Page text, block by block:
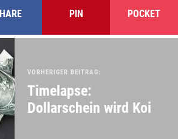
PIN POCKET
VORHERIGER BEITRAG:
Timelapse:
Dollarschein wird Koi